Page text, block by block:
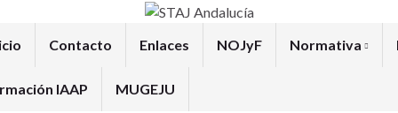
Contacto Enlaces NOJyF Normativa
IAAP MUGEJU